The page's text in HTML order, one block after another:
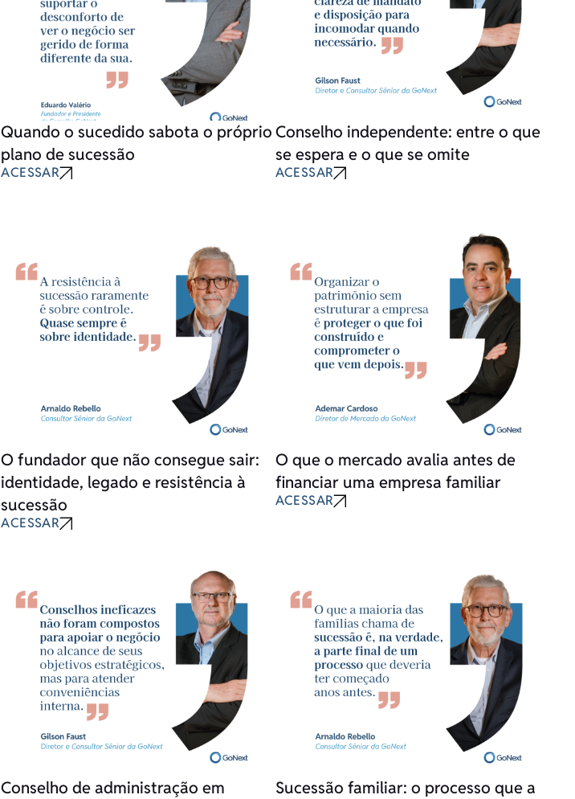
Quando o sucedido sabota o próprio
plano de sucessão
ACESSAR
Conselho independente: entre o que
se espera e o que se omite
ACESSAR
O fundador que não consegue sair:
identidade, legado e resistência à
sucessão
ACESSAR
O que o mercado avalia antes de
financiar uma empresa familiar
ACESSAR
Conselho de administração em
Sucessão familiar: o processo que a